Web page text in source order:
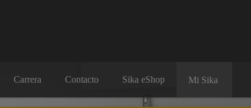
Carrera Contacto Sika eShop Mi Sika